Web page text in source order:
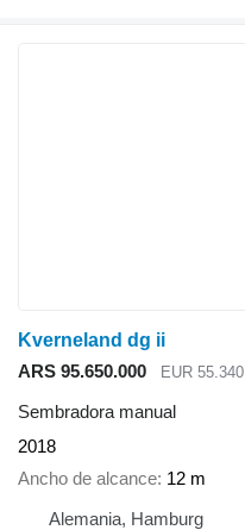
Kverneland dg ii
ARS 95.650.000
EUR 55.340
Sembradora manual
2018
Ancho de alcance 12 m
Alemania, Hamburg